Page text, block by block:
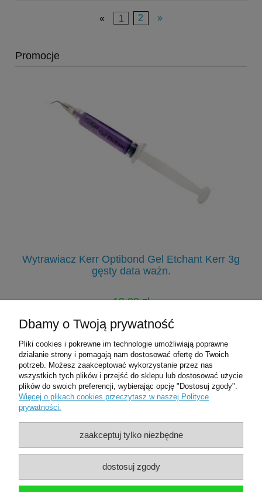
« 1 2 »
Promocje
Wytrawiacz Kerr Optibond Gel Etchant Kerr 3g
gęsty data ważn.
19,00 zł
Cena regularna:33,00 zł
do koszyka
Pomoc
Moje konto
Płatności i dostawa
O nas
Dbamy o Twoją prywatność
Pliki cookies i pokrewne im technologie umożliwiają poprawne
działanie strony i pomagają nam dostosować ofertę do Twoich
potrzeb. Możesz zaakceptować wykorzystanie przez nas
wszystkich tych plików i przejść do sklepu lub dostosować użycie
plików do swoich preferencji, wybierając opcję "Dostosuj zgody".
Więcej o plikach cookies przeczytasz w naszej Polityce
prywatności.
zaakceptuj tylko niezbędne
dostosuj zgody